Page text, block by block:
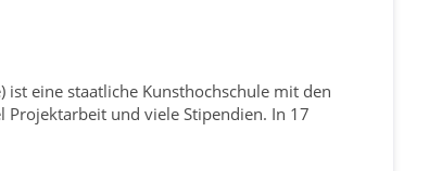
ist eine staatliche Kunsthochschule mit den
Projektarbeit und viele Stipendien. In 17